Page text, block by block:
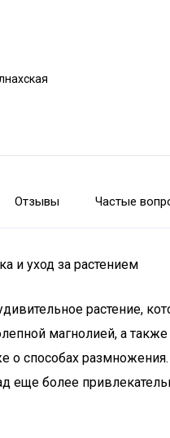
Отзывы Частые
и уход за растением
растение,
магнолией, а
о способах
еще более